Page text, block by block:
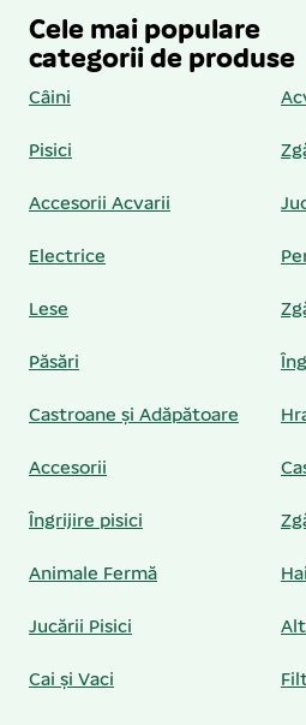
Cele mai populare
categorii de produse
Câini
Pisici
Accesorii Acvarii
Electrice
Lese
Păsări
Castroane și Adăpătoare
Accesorii
Îngrijire pisici
Animale Fermă
Jucării Pisici
Cai și Vaci